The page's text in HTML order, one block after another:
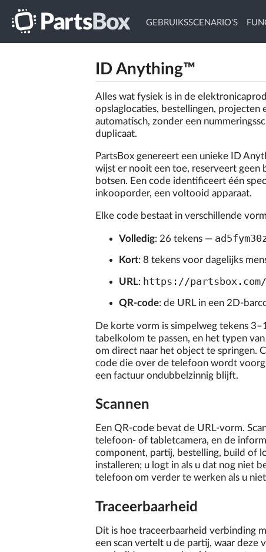
GEBRUIKSSCENARIO'S
ID Anything™
Alles wat fysiek is in de
opslaglocaties, bestellingen,
automatisch, zonder een
duplicaat.
PartsBox genereert een unieke ID
wijst er nooit een toe, reserveert geen
botsen. Een code identificeert één
inkooporder, een voltooid apparaat.
Elke code bestaat in verschillende
Volledig: 26 tekens —
Kort: 8 tekens voor dagelijks
URL: https://partsbox.com/
QR-code: de URL in een 2D-
De korte vorm is simpelweg tekens
tabelkolom te passen, en het typen
om direct naar het object te springen.
code die over de telefoon wordt
een factuur ondubbelzinnig blijft.
Scannen
Een QR-code bevat de URL-vorm.
telefoon- of tabletcamera, en de
component, partij, bestelling, build of
installeren; u logt in als u dat nog niet
telefoon om verder te werken als u
Traceerbaarheid
Dit is hoe traceerbaarheid verbinding
een scan vertelt u de partij, waar deze